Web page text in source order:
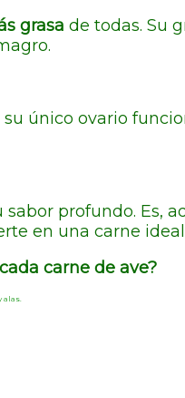
grasa de todas. Su
único ovario
profundo. Es,
en una carne
carne de ave?
alas.